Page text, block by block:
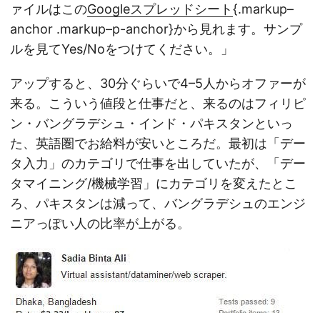
ァイルはこのGoogleスプレッドシート{.markup–
anchor .markup–p-anchor}から見れます。サンプ
ルを見てYes/Noをつけてください。」
アップすると、30分ぐらいで4–5人からオファーが
来る。こういう値段と仕事だと、来るのはフィリピ
ン・バングラデシュ・インド・パキスタンといっ
た、英語圏でお給料が安いところだ。最初は「デー
タ入力」のカテゴリで仕事を出していたが、「デー
タマイニング/機械学習」にカテゴリを変えたとこ
ろ、パキスタンは減って、バングラデシュのエンジ
ニアっぽい人の比率が上がる。